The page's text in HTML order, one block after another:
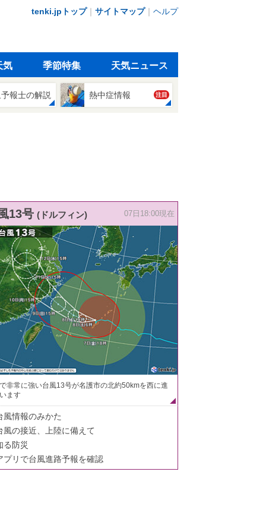
tenki.jpトップ｜ サイトマップ｜ ヘルプ
気 季節特集 天気ニュース
報士の解説 熱中症情報 注目
13号 (ドルフィン) 07日18:00現在
非常に強い台風13号が名護市の北約50kmを西に進
ます
風情報のみかた
風の接近、上陸に備えて
る防災
プリで台風進路予報を確認